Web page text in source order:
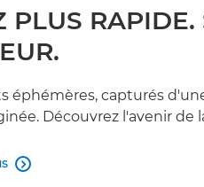
PLUS RAPIDE.
éphémères, capturés
Découvrez l'avenir de
